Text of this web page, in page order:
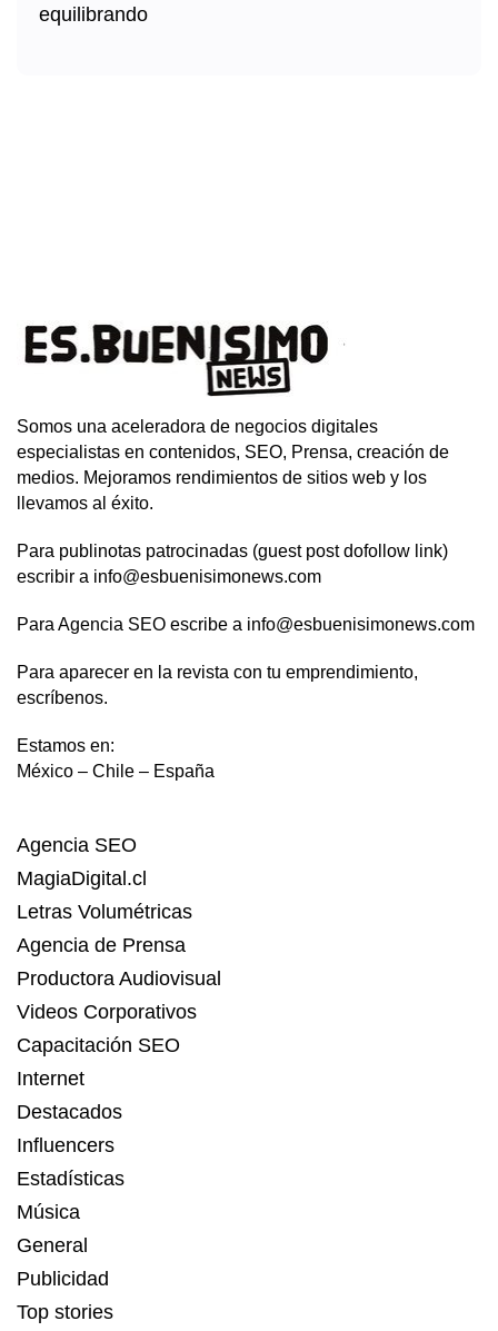
Somos una aceleradora de negocios digitales
especialistas en contenidos, SEO, Prensa, creación de
medios. Mejoramos rendimientos de sitios web y los
llevamos al éxito.
Para publinotas patrocinadas (guest post dofollow link)
escribir a info@esbuenisimonews.com
Para Agencia SEO escribe a info@esbuenisimonews.com
Para aparecer en la revista con tu emprendimiento,
escríbenos.
Estamos en:
México – Chile – España
Agencia SEO
MagiaDigital.cl
Letras Volumétricas
Agencia de Prensa
Productora Audiovisual
Videos Corporativos
Capacitación SEO
Internet
Destacados
Influencers
Estadísticas
Música
General
Publicidad
Top stories